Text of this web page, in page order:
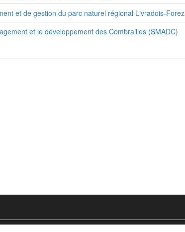
et de gestion du parc naturel régional Livradois-Forez
et le développement des Combrailles (SMADC)